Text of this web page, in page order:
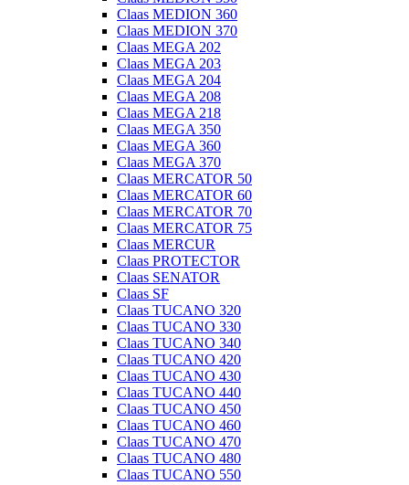
Claas MEDION 360
Claas MEDION 370
Claas MEGA 202
Claas MEGA 203
Claas MEGA 204
Claas MEGA 208
Claas MEGA 218
Claas MEGA 350
Claas MEGA 360
Claas MEGA 370
Claas MERCATOR 50
Claas MERCATOR 60
Claas MERCATOR 70
Claas MERCATOR 75
Claas MERCUR
Claas PROTECTOR
Claas SENATOR
Claas SF
Claas TUCANO 320
Claas TUCANO 330
Claas TUCANO 340
Claas TUCANO 420
Claas TUCANO 430
Claas TUCANO 440
Claas TUCANO 450
Claas TUCANO 460
Claas TUCANO 470
Claas TUCANO 480
Claas TUCANO 550